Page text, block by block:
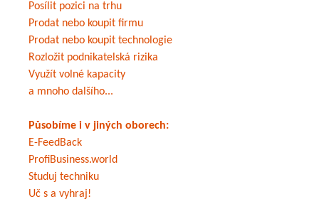
Posílit pozici na trhu
Prodat nebo koupit firmu
Prodat nebo koupit technologie
Rozložit podnikatelská rizika
Využít volné kapacity
a mnoho dalšího...
Působíme i v jiných oborech:
E-FeedBack
ProfiBusiness.world
Studuj techniku
Uč s a vyhraj!